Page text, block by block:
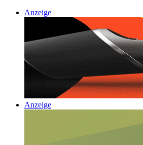
Anzeige
Anzeige